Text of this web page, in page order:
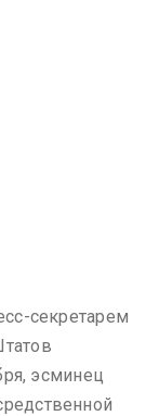
секретарем
эсминец